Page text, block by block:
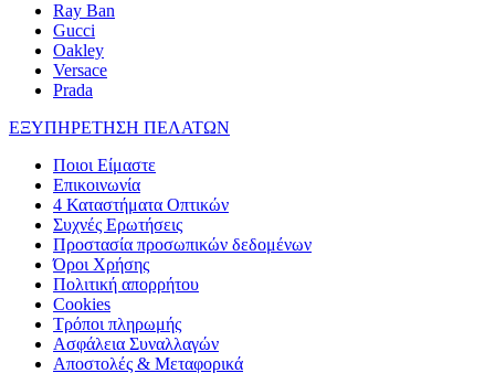
Ray Ban
Gucci
Oakley
Versace
Prada
ΕΞΥΠΗΡΕΤΗΣΗ ΠΕΛΑΤΩΝ
Ποιοι Είμαστε
Επικοινωνία
4 Καταστήματα Οπτικών
Συχνές Ερωτήσεις
Προστασία προσωπικών δεδομένων
Όροι Χρήσης
Πολιτική απορρήτου
Cookies
Τρόποι πληρωμής
Ασφάλεια Συναλλαγών
Αποστολές & Μεταφορικά